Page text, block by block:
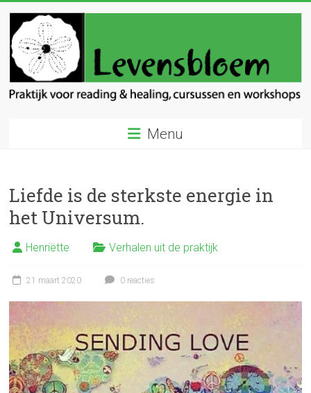
inhoud
Levensbloem
en
healing
Menu
Liefde is de sterkste energie in
het Universum.
Henriëtte Verhalen uit de praktijk
21 maart 2020 0 reacties